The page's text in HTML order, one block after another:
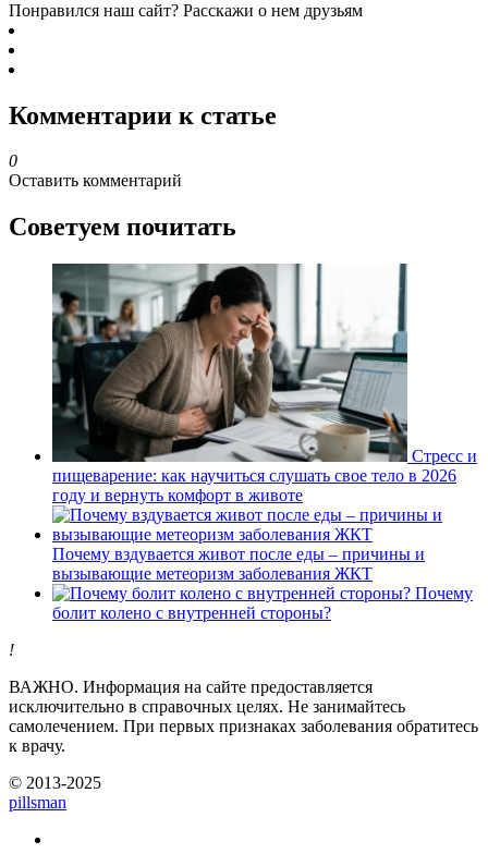
Понравился наш сайт? Расскажи о нем друзьям
Комментарии к статье
0
Оставить комментарий
Советуем почитать
Стресс и
пищеварение: как научиться слушать свое тело в 2026
году и вернуть комфорт в животе
Почему вздувается живот после еды – причины и
вызывающие метеоризм заболевания ЖКТ
Почему
болит колено с внутренней стороны?
!
ВАЖНО. Информация на сайте предоставляется
исключительно в справочных целях. Не занимайтесь
самолечением. При первых признаках заболевания обратитесь
к врачу.
© 2013-2025
pillsman